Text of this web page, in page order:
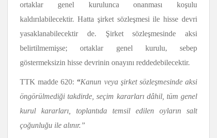
ortaklar genel kurulunca onanması koşulu
kaldırılabilecektir. Hatta şirket sözleşmesi ile hisse devri
yasaklanabilecektir de. Şirket sözleşmesinde aksi
belirtilmemişse; ortaklar genel kurulu, sebep
göstermeksizin hisse devrinin onayını reddedebilecektir.
TTK madde 620: “Kanun veya şirket sözleşmesinde aksi
öngörülmediği takdirde, seçim kararları dâhil, tüm genel
kurul kararları, toplantıda temsil edilen oyların salt
çoğunluğu ile alınır.”